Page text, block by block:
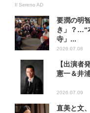
Il Sereno AD
要潤の明
き」？…“
寺」...
2026.07.08
【出演者
憲一＆井
2026.07.09
直美と文